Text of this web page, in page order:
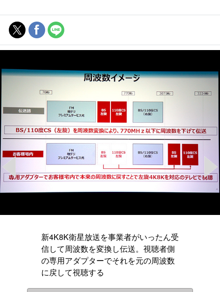
新4K8K衛星放送を事業者がいったん受
信して周波数を変換し伝送。視聴者側
の専用アダプターでそれを元の周波数
に戻して視聴する